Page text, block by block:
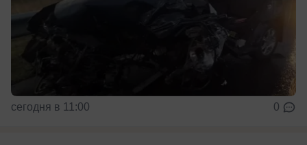
сегодня в 11:00 0